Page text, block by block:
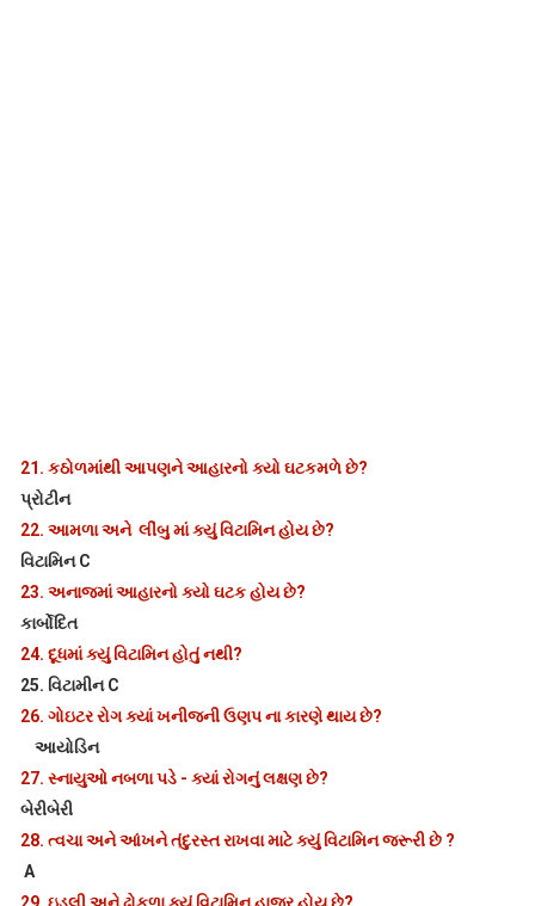
21. કઠોળમાંથી આપણને આહારનો ક્યો ઘટકમળે છે?
પ્રોટીન
22. આમળા અને લીંબુ માં ક્યું વિટામિન હોય છે?
વિટામિન C
23. અનાજમાં આહારનો ક્યો ઘટક હોય છે?
કાર્બોદિત
24. દૂધમાં ક્યું વિટામિન હોતું નથી?
25. વિટામીન C
26. ગોઇટર રોગ ક્યાં ખનીજની ઉણપ ના કારણે થાય છે?
આયોડિન
27. સ્નાયુઓ નબળા પડે - ક્યાં રોગનું લક્ષણ છે?
બેરીબેરી
28. ત્વચા અને આંખને તંદુરસ્ત રાખવા માટે ક્યું વિટામિન જરૂરી છે ?
A